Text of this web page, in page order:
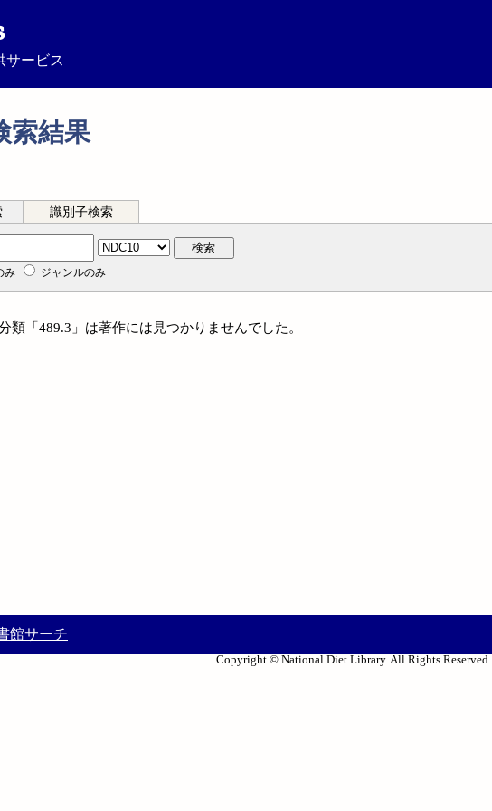
サービス
索結果
識別子検索
検索
み ジャンルのみ
類「489.3」は著作には見つかりませんでした。
館サーチ
Copyright © National Diet Library. All Rights Reserved.